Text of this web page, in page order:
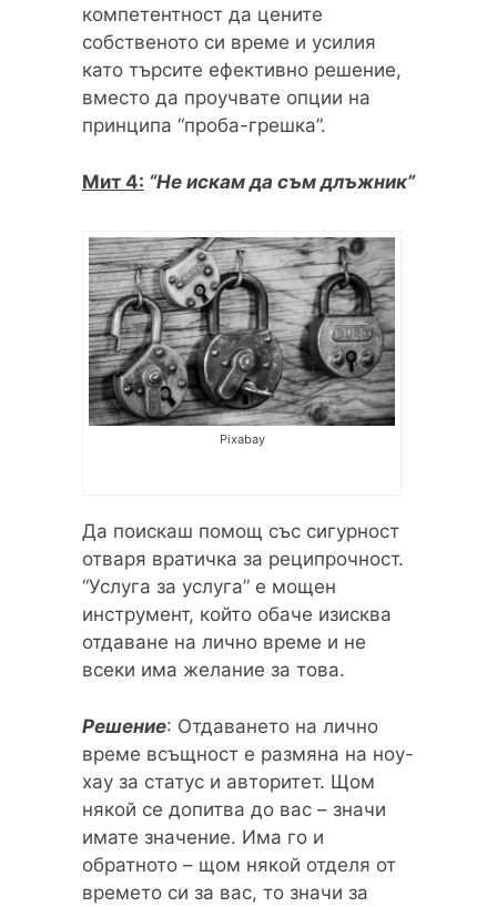
компетентност да цените
собственото си време и усилия
като търсите ефективно решение,
вместо да проучвате опции на
принципа “проба-грешка”.
Мит 4: “Не искам да съм длъжник”
Pixabay
Да поискаш помощ със сигурност
отваря вратичка за реципрочност.
“Услуга за услуга” е мощен
инструмент, който обаче изисква
отдаване на лично време и не
всеки има желание за това.
Решение: Отдаването на лично
време всъщност е размяна на ноу-
хау за статус и авторитет. Щом
някой се допитва до вас – значи
имате значение. Има го и
обратното – щом някой отделя от
времето си за вас, то значи за